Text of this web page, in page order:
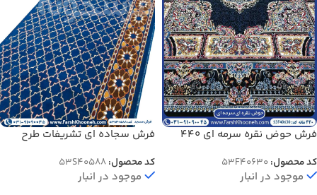
فرش حوض نقره سرمه ای 440
کد محصول:53F40630
موجود در انبار
فرش سجاده ای تشریفات طرح
40588
کد محصول:53S40588
موجود در انبار